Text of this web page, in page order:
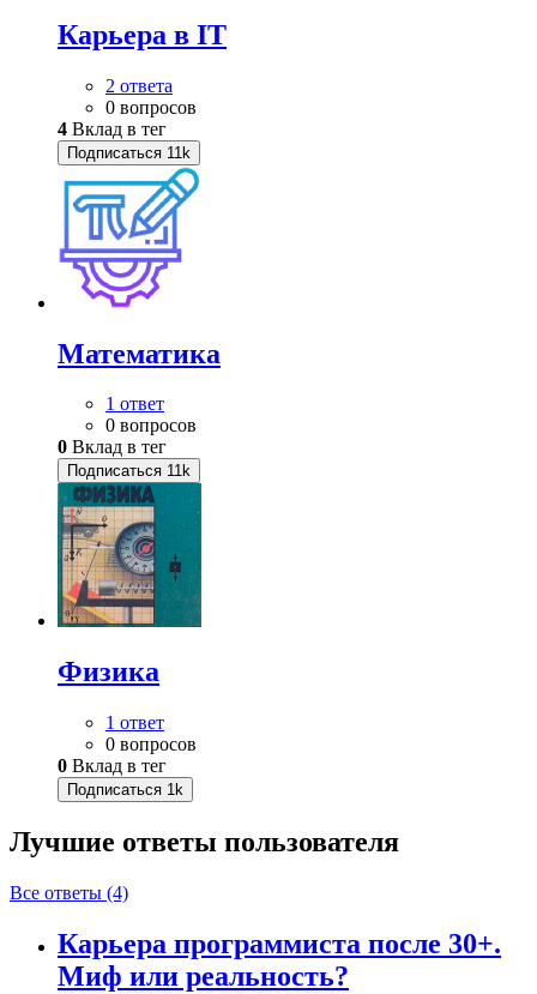
Карьера в IT
2 ответа
0 вопросов
4 Вклад в тег
Подписаться 11k
Математика
1 ответ
0 вопросов
0 Вклад в тег
Подписаться 11k
Физика
1 ответ
0 вопросов
0 Вклад в тег
Подписаться 1k
Лучшие ответы пользователя
Все ответы (4)
Карьера программиста после 30+.
Миф или реальность?